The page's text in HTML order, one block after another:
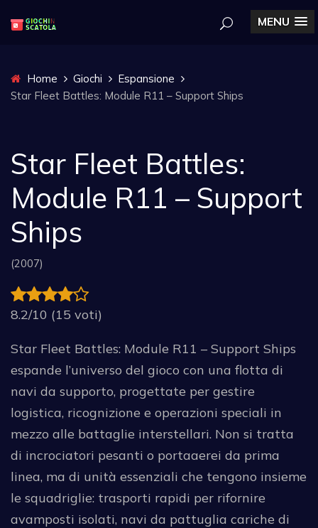
MENU
Home Giochi
Espansione
Star Fleet Battles: Module R11 – Support Ships
Star Fleet Battles:
Module R11 – Support
Ships
(2007)
8.2/10 (15 voti)
Star Fleet Battles: Module R11 – Support Ships
espande l’universo del gioco con una flotta di
navi da supporto, progettate per gestire
logistica, ricognizione e operazioni speciali in
mezzo alle battaglie interstellari. Non si tratta
di incrociatori pesanti o portaaerei da prima
linea, ma di unità essenziali che tengono insieme
le squadriglie: trasporti rapidi per rifornire
avamposti isolati, navi da pattuglia cariche di